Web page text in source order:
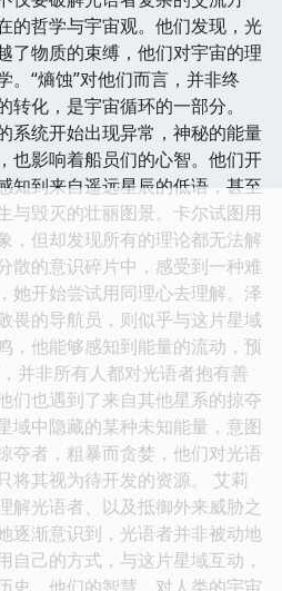
的哲学与宇宙观。他们发现，光
了物质的束缚，他们对宇宙的理
。“熵蚀”对他们而言，并非终
化，是宇宙循环的一部分。
系统开始出现异常，神秘的能量
也影响着船员们的心智。他们开
知到来自遥远星辰的低语，甚至
与毁灭的壮丽图景。卡尔试图用
，但却发现所有的理论都无法解
散的意识碎片中，感受到一种难
她开始尝试用同理心去理解。泽
畏的导航员，则似乎与这片星域
，他能够感知到能量的流动，预
并非所有人都对光语者抱有善
们也遇到了来自其他星系的掠夺
域中隐藏的某种未知能量，意图
夺者，粗暴而贪婪，他们对光语
将其视为待开发的资源。 艾莉
解光语者、以及抵御外来威胁之
逐渐意识到，光语者并非被动地
自己的方式，与这片星域互动，